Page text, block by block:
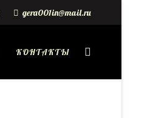
gera001in@mail.ru
КОНТАКТЫ